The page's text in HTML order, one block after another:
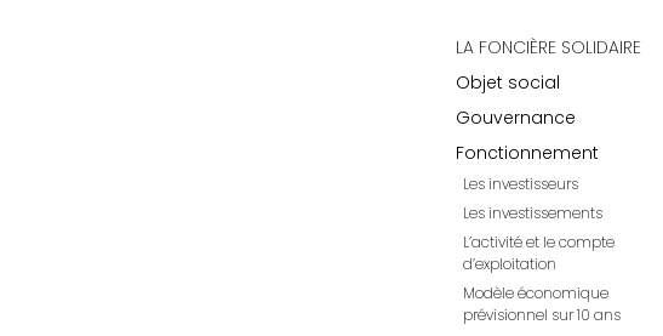
LA FONCIÈRE SOLIDAIRE
Objet social
Gouvernance
Fonctionnement
Les investisseurs
Les investissements
L’activité et le compte
d’exploitation
Modèle économique
prévisionnel sur 10 ans